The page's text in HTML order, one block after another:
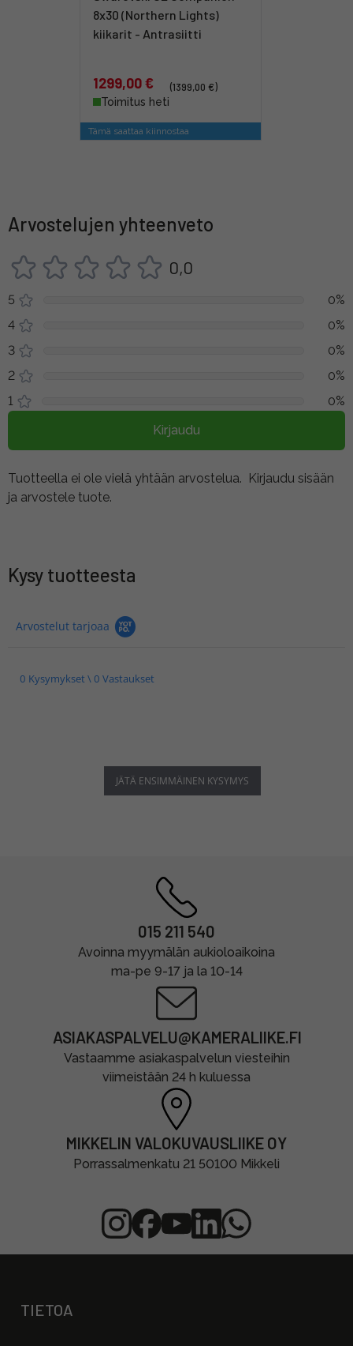
8x30 (Northern Lights)
kiikarit - Antrasiitti
1299,00 €
(1399,00 €)
Toimitus heti
Tämä saattaa kiinnostaa
Arvostelujen yhteenveto
0,0
5
0%
4
0%
3
0%
2
0%
1
0%
Kirjaudu
Tuotteella ei ole vielä yhtään arvostelua. Kirjaudu sisään
ja arvostele tuote.
Kysy tuotteesta
Arvostelut tarjoaa
0 Kysymykset \ 0 Vastaukset
JÄTÄ ENSIMMÄINEN KYSYMYS
015 211 540
Avoinna myymälän aukioloaikoina
ma-pe 9-17 ja la 10-14
ASIAKASPALVELU@KAMERALIIKE.FI
Vastaamme asiakaspalvelun viesteihin
viimeistään 24 h kuluessa
MIKKELIN VALOKUVAUSLIIKE OY
Porrassalmenkatu 21 50100 Mikkeli
TIETOA